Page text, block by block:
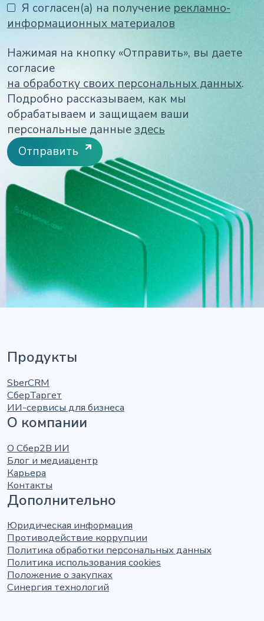
Я согласен(а) на получение рекламно-
информационных материалов
Нажимая на кнопку «Отправить», вы даете
согласие
на обработку своих персональных данных.
Подробно рассказываем, как мы
обрабатываем и защищаем ваши
персональные данныездесь
Отправить
Продукты
SberCRM
СберТаргет
ИИ-сервисы для бизнеса
О компании
О Сбер2В ИИ
Блог и медиацентр
Карьера
Контакты
Дополнительно
Юридическая информация
Противодействие коррупции
Политика обработки персональных данных
Политика использования cookies
Положение о закупках
Синергия технологий